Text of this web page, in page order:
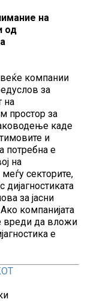
на
од
компании
за
на
простор за
каде
и
потребна е
на
секторите,
за јасни
компанијата
вреди да вложи
е